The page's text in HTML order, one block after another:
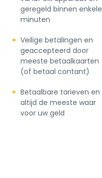
geregeld binnen enkele
minuten
Veilige betalingen en
geaccepteerd door
meeste betaalkaarten
(of betaal contant)
Betaalbare tarieven en
altijd de meeste waar
voor uw geld